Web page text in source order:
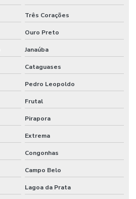
Três Corações
Ouro Preto
Janaúba
Cataguases
Pedro Leopoldo
Frutal
Pirapora
Extrema
Congonhas
Campo Belo
Lagoa da Prata